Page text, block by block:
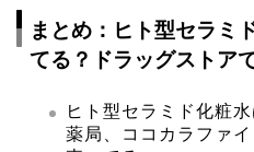
まとめ：ヒト型セラミ
てる？ドラッグストア
ヒト型セラミド化粧
薬局、ココカラファ